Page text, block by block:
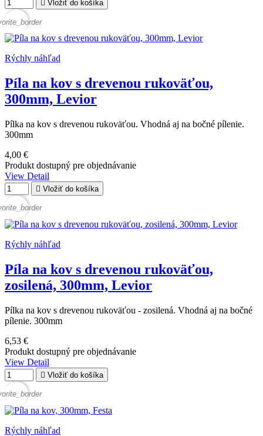
 Vložiť do košíka
Rýchly náhľad
Píla na kov s drevenou rukoväťou,
300mm, Levior
Pílka na kov s drevenou rukoväťou. Vhodná aj na bočné pílenie.
300mm
4,00 €
Produkt dostupný pre objednávanie
View Detail
 Vložiť do košíka
Rýchly náhľad
Píla na kov s drevenou rukoväťou,
zosilená, 300mm, Levior
Pílka na kov s drevenou rukoväťou - zosilená. Vhodná aj na bočné
pílenie. 300mm
6,53 €
Produkt dostupný pre objednávanie
View Detail
 Vložiť do košíka
Rýchly náhľad